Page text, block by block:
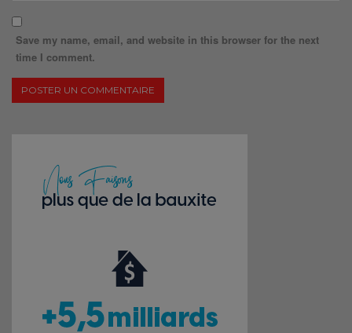
Save my name, email, and website in this browser for the next
time I comment.